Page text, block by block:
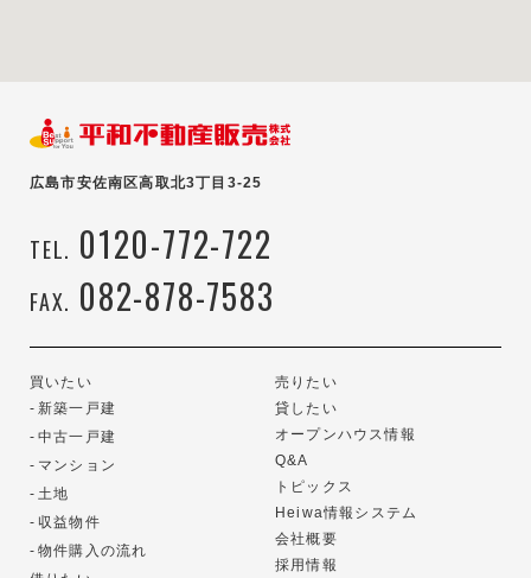
広島市安佐南区高取北3丁目3-25
TEL. 0120-772-722
FAX. 082-878-7583
買いたい
新築一戸建
中古一戸建
マンション
土地
収益物件
物件購入の流れ
売りたい
貸したい
オープンハウス情報
Q&A
トピックス
Heiwa情報システム
会社概要
採用情報